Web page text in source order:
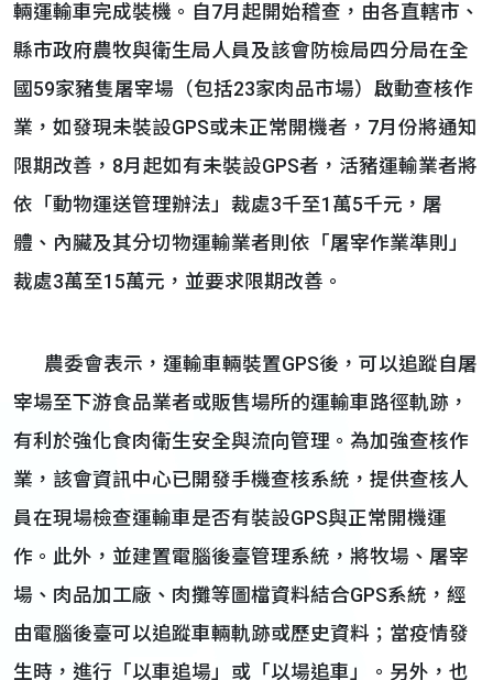
輛運輸車完成裝機。自7月起開始稽查，由各直轄市、
縣市政府農牧與衛生局人員及該會防檢局四分局在全
國59家豬隻屠宰場（包括23家肉品市場）啟動查核作
業，如發現未裝設GPS或未正常開機者，7月份將通知
限期改善，8月起如有未裝設GPS者，活豬運輸業者將
依「動物運送管理辦法」裁處3千至1萬5千元，屠
體、內臟及其分切物運輸業者則依「屠宰作業準則」
裁處3萬至15萬元，並要求限期改善。
農委會表示，運輸車輛裝置GPS後，可以追蹤自屠
宰場至下游食品業者或販售場所的運輸車路徑軌跡，
有利於強化食肉衛生安全與流向管理。為加強查核作
業，該會資訊中心已開發手機查核系統，提供查核人
員在現場檢查運輸車是否有裝設GPS與正常開機運
作。此外，並建置電腦後臺管理系統，將牧場、屠宰
場、肉品加工廠、肉攤等圖檔資料結合GPS系統，經
由電腦後臺可以追蹤車輛軌跡或歷史資料；當疫情發
生時，進行「以車追場」或「以場追車」。另外，也